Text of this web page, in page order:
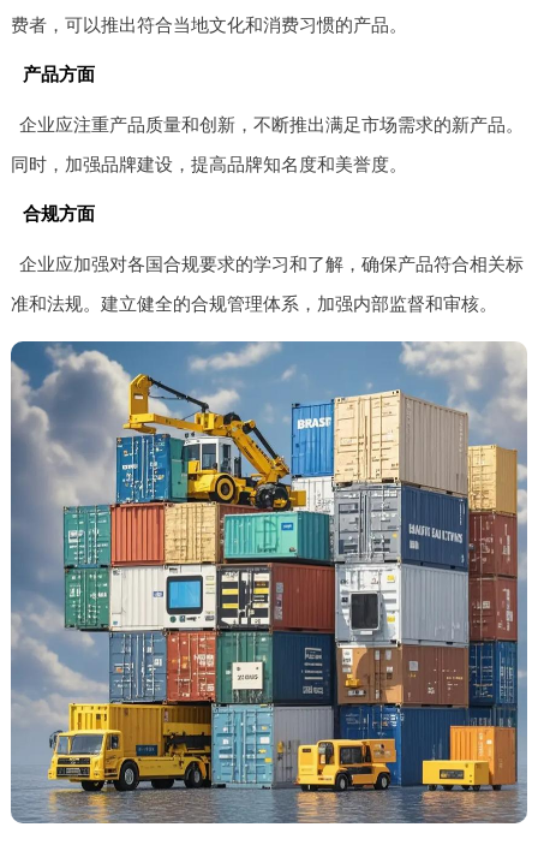
费者，可以推出符合当地文化和消费习惯的产品。
产品方面
企业应注重产品质量和创新，不断推出满足市场需求的新产品。
同时，加强品牌建设，提高品牌知名度和美誉度。
合规方面
企业应加强对各国合规要求的学习和了解，确保产品符合相关标
准和法规。建立健全的合规管理体系，加强内部监督和审核。